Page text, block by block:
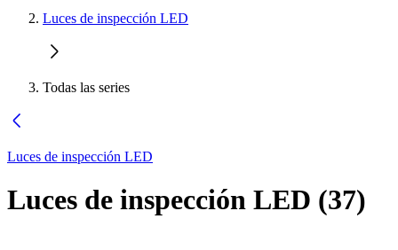
Luces de inspección LED
Todas las series
Luces de inspección LED
Luces de inspección LED (37)